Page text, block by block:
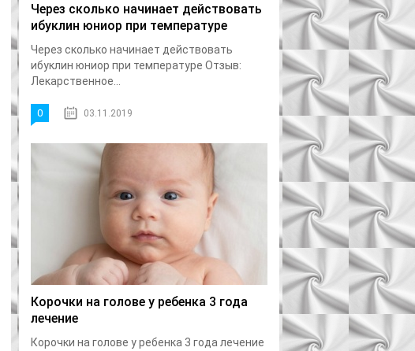
Через сколько начинает действовать
ибуклин юниор при температуре
Через сколько начинает действовать
ибуклин юниор при температуре Отзыв:
Лекарственное...
0 03.11.2019
Корочки на голове у ребенка 3 года
лечение
Корочки на голове у ребенка 3 года лечение